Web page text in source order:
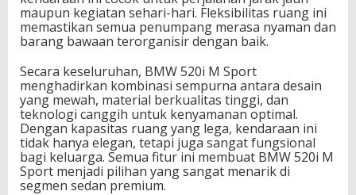
maupun kegiatan sehari-hari. Fleksibilitas ruang ini
memastikan semua penumpang merasa nyaman dan
barang bawaan terorganisir dengan baik.
Secara keseluruhan, BMW 520i M Sport
menghadirkan kombinasi sempurna antara desain
yang mewah, material berkualitas tinggi, dan
teknologi canggih untuk kenyamanan optimal.
Dengan kapasitas ruang yang lega, kendaraan ini
tidak hanya elegan, tetapi juga sangat fungsional
bagi keluarga. Semua fitur ini membuat BMW 520i M
Sport menjadi pilihan yang sangat menarik di
segmen sedan premium.